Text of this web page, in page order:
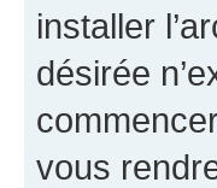
installer
désirée
vous